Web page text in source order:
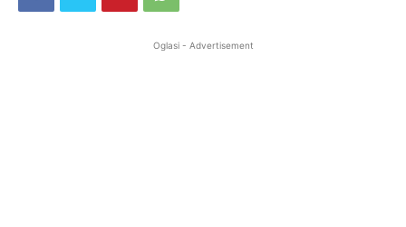
Oglasi - Advertisement